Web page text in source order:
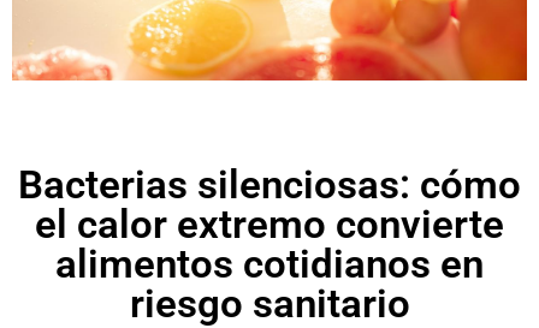
Bacterias silenciosas: cómo
el calor extremo convierte
alimentos cotidianos en
riesgo sanitario